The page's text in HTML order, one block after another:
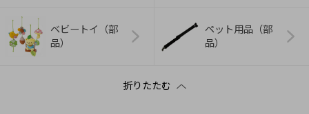
ベビートイ（部
品）
ペット用品（部
品）